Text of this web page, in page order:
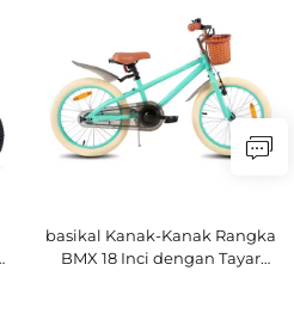
Brek Kaki
basikal Kanak-Kanak Rangka
BMX 18 Inci dengan Tayar